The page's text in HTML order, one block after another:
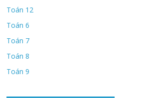
Toán 12
Toán 6
Toán 7
Toán 8
Toán 9